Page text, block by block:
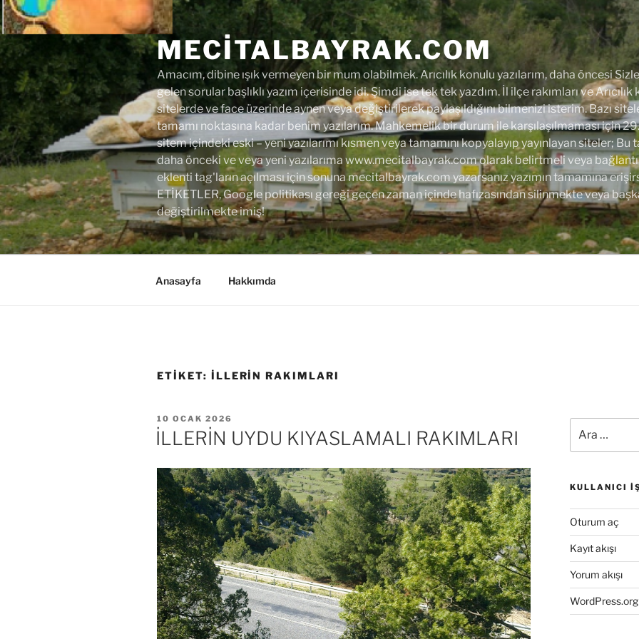
İçeriğe
geç
MECITALBAYRAK.COM
Amacım, dibine ışık vermeyen bir mum olabilmek. Arıcılık konulu yazılarım, daha öncesi
gelen sorular başlıklı yazım içerisinde idi. Şimdi ise tek tek yazdım. İl ilçe rakımları ve Arıcılık
sitelerde ve face üzerinde aynen veya değiştirilerek paylaşıldığını bilmenizi isterim. Bazı
tamamı noktasına kadar benim yazılarım. Mahkemelik bir durum ile karşılaşılmaması için
sitem içindeki eski – yeni yazılarımı kısmen veya tamamını kopyalayıp yayınlayan siteler; Bu
daha önceki ve veya yeni yazılarıma www.mecitalbayrak.com olarak belirtmeli veya
eklenti tag'ların açılması için sonuna mecitalbayrak.com yazarsanız yazımın tamamına
ETİKETLER, Google politikası gereği geçen zaman içinde hafızasından silinmekte veya
değiştirilmekte imiş!
Anasayfa Hakkımda
ETIKET: İLLERIN RAKIMLARI
YAYIM
TARIHI
10 OCAK 2026
İLLERİN UYDU KIYASLAMALI RAKIMLARI
KULLANICI
Oturum aç
Kayıt akışı
Yorum akışı
WordPress.org